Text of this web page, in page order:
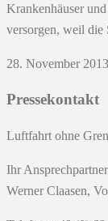
Krankenhäuser
versorgen, weil
28. November 2013
Pressekontakt
Luftfahrt ohne
Ihr
Werner Claasen,